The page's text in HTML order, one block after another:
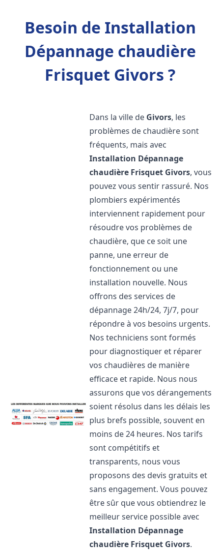
Besoin de Installation
Dépannage chaudière
Frisquet Givors ?
Dans la ville de Givors, les
problèmes de chaudière sont
fréquents, mais avec
Installation Dépannage
chaudière Frisquet Givors, vous
pouvez vous sentir rassuré. Nos
plombiers expérimentés
interviennent rapidement pour
résoudre vos problèmes de
chaudière, que ce soit une
panne, une erreur de
fonctionnement ou une
installation nouvelle. Nous
offrons des services de
dépannage 24h/24, 7j/7, pour
répondre à vos besoins urgents.
Nos techniciens sont formés
pour diagnostiquer et réparer
vos chaudières de manière
efficace et rapide. Nous nous
assurons que vos dérangements
soient résolus dans les délais les
plus brefs possible, souvent en
moins de 24 heures. Nos tarifs
sont compétitifs et
transparents, nous vous
proposons des devis gratuits et
sans engagement. Vous pouvez
être sûr que vous obtiendrez le
meilleur service possible avec
Installation Dépannage
chaudière Frisquet Givors.